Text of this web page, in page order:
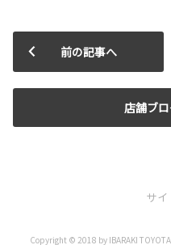
前の記事へ
店舗ブ
サ
Copyright © 2018 by IBARAKI